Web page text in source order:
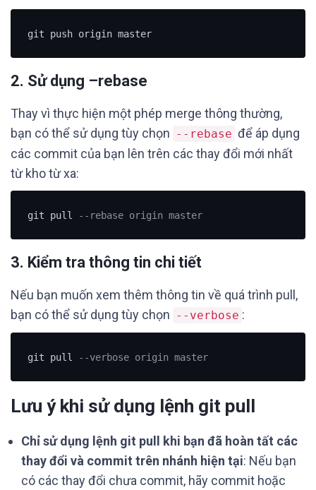
git push origin master
2. Sử dụng –rebase
Thay vì thực hiện một phép merge thông thường,
bạn có thể sử dụng tùy chọn --rebase để áp dụng
các commit của bạn lên trên các thay đổi mới nhất
từ kho từ xa:
git pull --rebase origin master
3. Kiểm tra thông tin chi tiết
Nếu bạn muốn xem thêm thông tin về quá trình pull,
bạn có thể sử dụng tùy chọn --verbose :
git pull --verbose origin master
Lưu ý khi sử dụng lệnh git pull
Chỉ sử dụng lệnh git pull khi bạn đã hoàn tất các
thay đổi và commit trên nhánh hiện tại: Nếu bạn
có các thay đổi chưa commit, hãy commit hoặc